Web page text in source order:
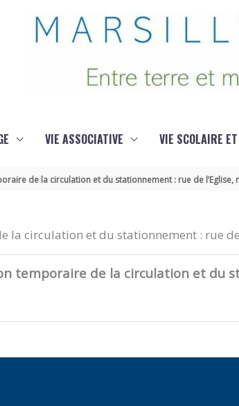
VIE ASSOCIATIVE VIE SCOLAIRE ET
de la circulation et du stationnement : rue de l’Eglise,
circulation et du stationnement : rue
temporaire de la circulation et du